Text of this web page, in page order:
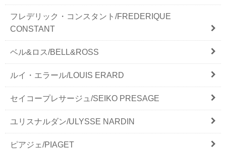
フレデリック・コンスタント/FREDERIQUE
CONSTANT
ベル&ロス/BELL&ROSS
ルイ・エラール/LOUIS ERARD
セイコープレサージュ/SEIKO PRESAGE
ユリスナルダン/ULYSSE NARDIN
ピアジェ/PIAGET